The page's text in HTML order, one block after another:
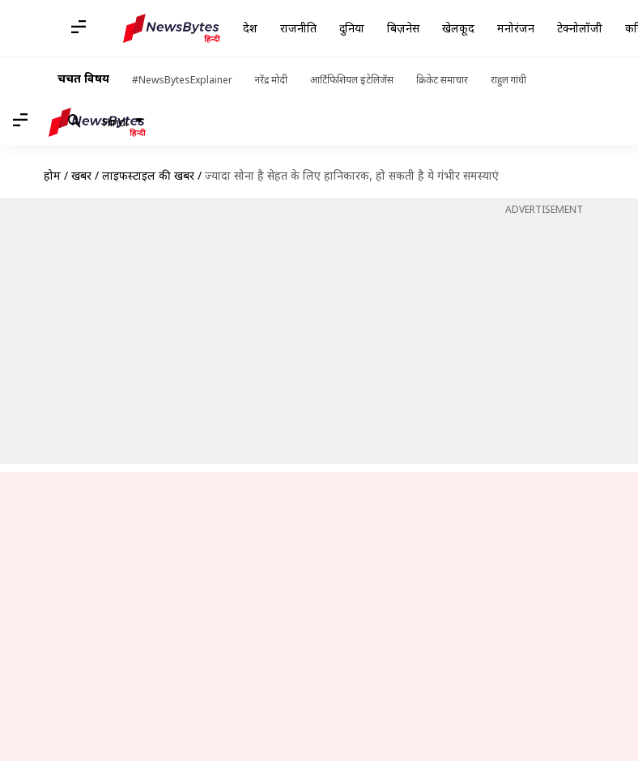
देश राजनीति दुनिया बिज़नेस खेलकूद मनोरंजन टेक्नोलॉजी
चर्चित विषय #NewsBytesExplainer नरेंद्र मोदी आर्टिफिशियल इंटेलिजेंस क्रिकेट समाचार राहुल गांधी
Hindi
होम / खबरें / लाइफस्टाइल की खबरें / ज्यादा सोना है सेहत के लिए हानिकारक, हो सकती है ये गंभीर समस्याएं
ADVERTISEMENT